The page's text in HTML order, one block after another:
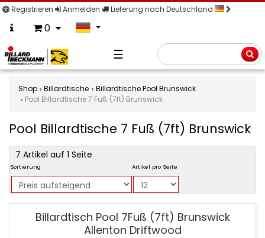
Registrieren Anmelden Lieferung nach Deutschland
0
☰
Shop Billardtische
Billardtische Pool Brunswick
Pool Billardtische 7 Fuß (7ft) Brunswick
Pool Billardtische 7 Fuß (7ft) Brunswick
product
filter
7 Artikel auf 1 Seite
Sortierung Artikel pro Seite
Pool
Billardtische
Billardtisch Pool 7Fuß (7ft) Brunswick
Allenton Driftwood